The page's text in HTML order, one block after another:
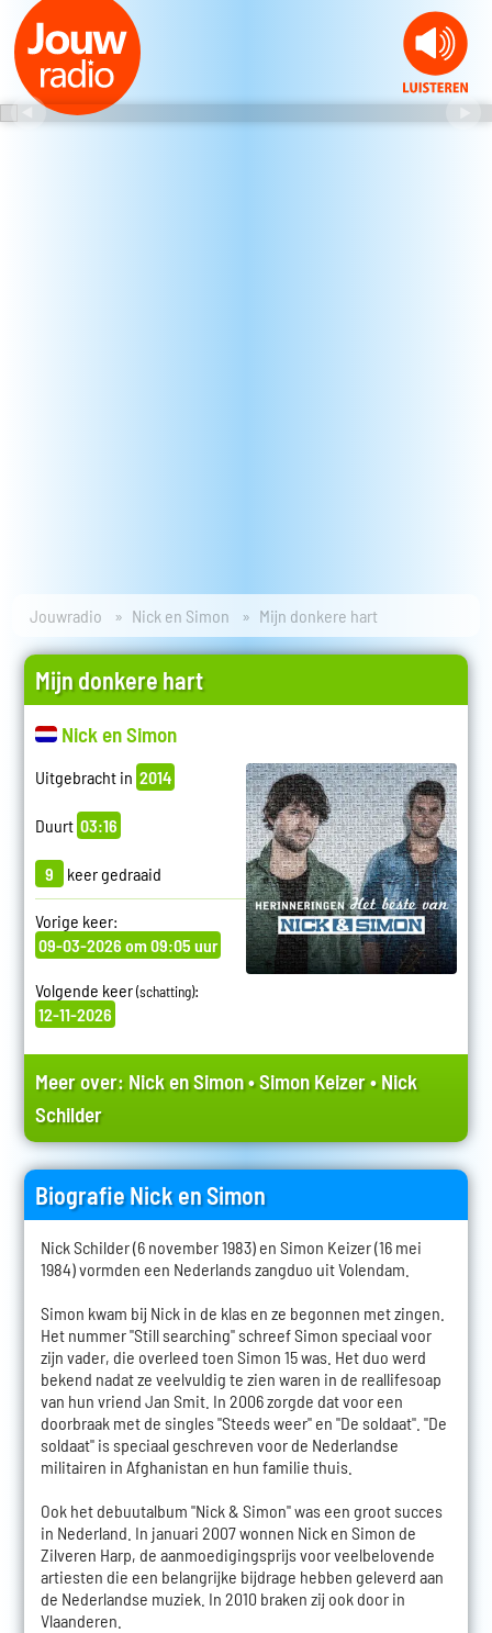
Jouwradio Nick en Simon Mijn donkere hart
Mijn donkere hart
Nick en Simon
Uitgebracht in 2014
Duurt 03:16
9 keer gedraaid
Vorige keer:
09-03-2026 om 09:05 uur
Volgende keer(schatting):
12-11-2026
Meer over: Nick en Simon•Simon Keizer•Nick
Schilder
Biografie Nick en Simon
Nick Schilder (6 november 1983) en Simon Keizer (16 mei
1984) vormden een Nederlands zangduo uit Volendam.
Simon kwam bij Nick in de klas en ze begonnen met zingen.
Het nummer "Still searching" schreef Simon speciaal voor
zijn vader, die overleed toen Simon 15 was. Het duo werd
bekend nadat ze veelvuldig te zien waren in de reallifesoap
van hun vriend Jan Smit. In 2006 zorgde dat voor een
doorbraak met de singles "Steeds weer" en "De soldaat". "De
soldaat" is speciaal geschreven voor de Nederlandse
militairen in Afghanistan en hun familie thuis.
Ook het debuutalbum "Nick & Simon" was een groot succes
in Nederland. In januari 2007 wonnen Nick en Simon de
Zilveren Harp, de aanmoedigingsprijs voor veelbelovende
artiesten die een belangrijke bijdrage hebben geleverd aan
de Nederlandse muziek. In 2010 braken zij ook door in
Vlaanderen.